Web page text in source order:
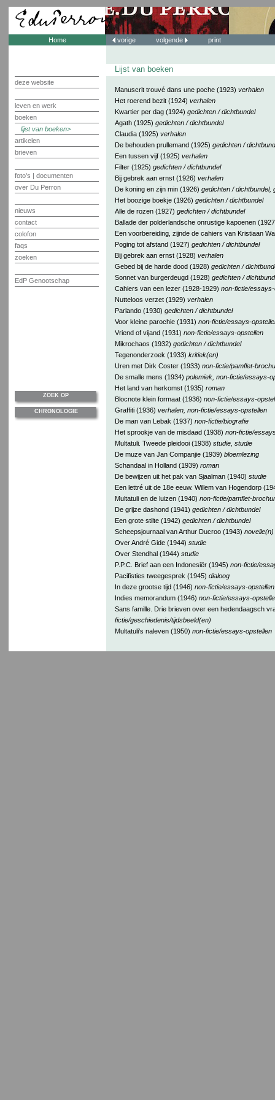
Home
deze website
leven en werk
boeken
lijst van boeken
artikelen
brieven
foto's | documenten
over Du Perron
nieuws
contact
colofon
faqs
zoeken
EdP Genootschap
vorige volgende print
Lijst van boeken
Manuscrit trouvé dans une poche (1923) verhalen
Het roerend bezit (1924) verhalen
Kwartier per dag (1924) gedichten / dichtbundel
Agath (1925) gedichten / dichtbundel
Claudia (1925) verhalen
De behouden prullemand (1925) gedichten /
Een tussen vijf (1925) verhalen
Filter (1925) gedichten / dichtbundel
Bij gebrek aan ernst (1926) verhalen
De koning en zijn min (1926) gedichten / dichtbundel,
Het boozige boekje (1926) gedichten / dichtbundel
Alle de rozen (1927) gedichten / dichtbundel
Ballade der polderlandsche onrustige kapoenen
Een voorbereiding, zijnde de cahiers van Kristiaan
Poging tot afstand (1927) gedichten / dichtbundel
Bij gebrek aan ernst (1928) verhalen
Gebed bij de harde dood (1928) gedichten /
Sonnet van burgerdeugd (1928) gedichten /
Cahiers van een lezer (1928-1929) non-fictie/
Nutteloos verzet (1929) verhalen
Parlando (1930) gedichten / dichtbundel
Voor kleine parochie (1931) non-fictie/essays-
Vriend of vijand (1931) non-fictie/essays-opstellen
Mikrochaos (1932) gedichten / dichtbundel
Tegenonderzoek (1933) kritiek(en)
Uren met Dirk Coster (1933) non-fictie/pamflet-
De smalle mens (1934) polemiek, non-fictie/essays-
Het land van herkomst (1935) roman
Blocnote klein formaat (1936) non-fictie/essays-
Graffiti (1936) verhalen, non-fictie/essays-opstellen
De man van Lebak (1937) non-fictie/biografie
Het sprookje van de misdaad (1938) non-fictie/
Multatuli. Tweede pleidooi (1938) studie, studie
De muze van Jan Companjie (1939) bloemlezing
Schandaal in Holland (1939) roman
De bewijzen uit het pak van Sjaalman (1940) studie
Een lettré uit de 18e eeuw. Willem van Hogendorp
Multatuli en de luizen (1940) non-fictie/pamflet-
De grijze dashond (1941) gedichten / dichtbundel
Een grote stilte (1942) gedichten / dichtbundel
Scheepsjournaal van Arthur Ducroo (1943) novelle(n)
Over André Gide (1944) studie
Over Stendhal (1944) studie
P.P.C. Brief aan een Indonesiër (1945) non-fictie/
Pacifisties tweegesprek (1945) dialoog
In deze grootse tijd (1946) non-fictie/essays-opstellen
Indies memorandum (1946) non-fictie/essays-
Sans famille. Drie brieven over een hedendaagsch
fictie/geschiedenis/tijdsbeeld(en)
Multatuli's naleven (1950) non-fictie/essays-opstellen
ZOEK OP
CHRONOLOGIE